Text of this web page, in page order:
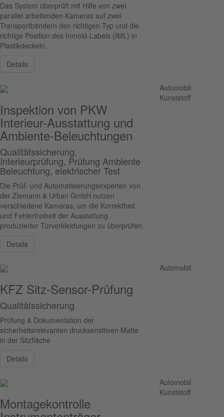
Das System überprüft mit Hilfe von zwei
parallel arbeitenden Kameras auf zwei
Transportbändern den richtigen Typ und die
richtige Position des Inmold-Labels (IML) in
Plastikdeckeln.
Details
Inspektion von PKW
Interieur-Ausstattung und
Ambiente-Beleuchtungen
Qualitätssicherung,
Interieurprüfung, Prüfung Ambiente
Beleuchtung, elektrischer Test
Die Prüf- und Automatisierungsexperten von
der Ziemann & Urban GmbH nutzen
verschiedene Kameras, um die Korrektheit
und Fehlerfreiheit der Ausstattung
produzierter Türverkleidungen zu überprüfen.
Details
Automobil
Kunststoff
KFZ Sitz-Sensor-Prüfung
Qualitätssicherung
Prüfung & Dokumentation der
sicherheitsrelevanten drucksensitiven Matte
in der Sitzfläche
Details
Automobil
Montagekontrolle
Automobil
Kunststoff